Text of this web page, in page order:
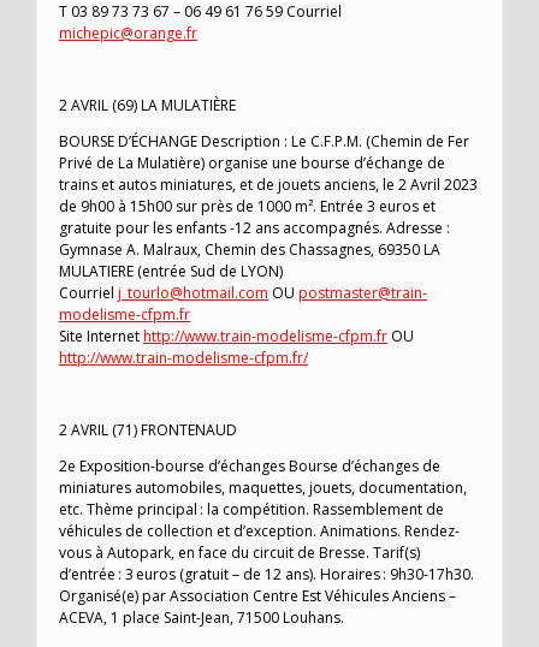
T 03 89 73 73 67 – 06 49 61 76 59 Courriel
michepic@orange.fr
2 AVRIL (69) LA MULATIÈRE
BOURSE D’ÉCHANGE Description : Le C.F.P.M. (Chemin de Fer
Privé de La Mulatière) organise une bourse d’échange de
trains et autos miniatures, et de jouets anciens, le 2 Avril 2023
de 9h00 à 15h00 sur près de 1000 m². Entrée 3 euros et
gratuite pour les enfants -12 ans accompagnés. Adresse :
Gymnase A. Malraux, Chemin des Chassagnes, 69350 LA
MULATIERE (entrée Sud de LYON)
Courriel j_tourlo@hotmail.com OU postmaster@train-
modelisme-cfpm.fr
Site Internethttp://www.train-modelisme-cfpm.fr OU
http://www.train-modelisme-cfpm.fr/
2 AVRIL (71) FRONTENAUD
2e Exposition-bourse d’échanges Bourse d’échanges de
miniatures automobiles, maquettes, jouets, documentation,
etc. Thème principal : la compétition. Rassemblement de
véhicules de collection et d’exception. Animations. Rendez-
vous à Autopark, en face du circuit de Bresse. Tarif(s)
d’entrée : 3 euros (gratuit – de 12 ans). Horaires : 9h30-17h30.
Organisé(e) par Association Centre Est Véhicules Anciens –
ACEVA, 1 place Saint-Jean, 71500 Louhans.